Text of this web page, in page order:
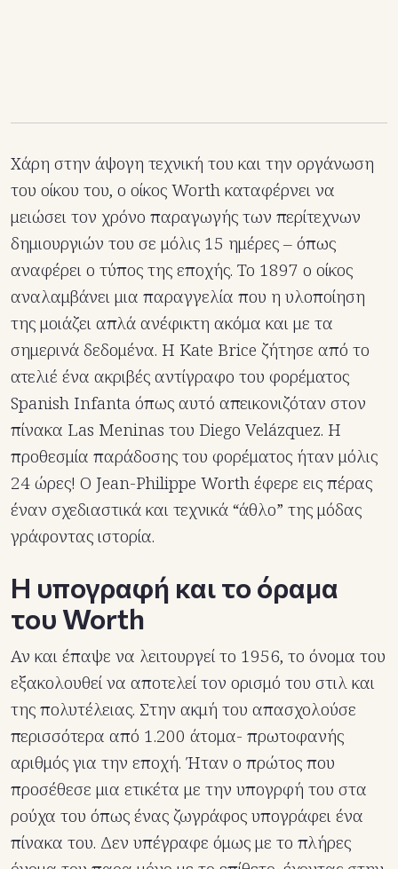
Χάρη στην άψογη τεχνική του και την οργάνωση
του οίκου του, ο οίκος Worth καταφέρνει να
μειώσει τον χρόνο παραγωγής των περίτεχνων
δημιουργιών του σε μόλις 15 ημέρες – όπως
αναφέρει ο τύπος της εποχής. Το 1897 ο οίκος
αναλαμβάνει μια παραγγελία που η υλοποίηση
της μοιάζει απλά ανέφικτη ακόμα και με τα
σημερινά δεδομένα. Η Kate Brice ζήτησε από το
ατελιέ ένα ακριβές αντίγραφο του φορέματος
Spanish Infanta όπως αυτό απεικονιζόταν στον
πίνακα Las Meninas του Diego Velázquez. Η
προθεσμία παράδοσης του φορέματος ήταν μόλις
24 ώρες! Ο Jean-Philippe Worth έφερε εις πέρας
έναν σχεδιαστικά και τεχνικά “άθλο” της μόδας
γράφοντας ιστορία.
Η υπογραφή και το όραμα
του Worth
Αν και έπαψε να λειτουργεί το 1956, το όνομα του
εξακολουθεί να αποτελεί τον ορισμό του στιλ και
της πολυτέλειας. Στην ακμή του απασχολούσε
περισσότερα από 1.200 άτομα- πρωτοφανής
αριθμός για την εποχή. Ήταν ο πρώτος που
προσέθεσε μια ετικέτα με την υπογρφή του στα
ρούχα του όπως ένας ζωγράφος υπογράφει ένα
πίνακα του. Δεν υπέγραφε όμως με το πλήρες